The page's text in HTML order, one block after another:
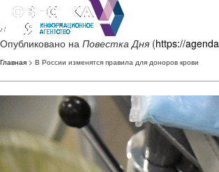
Опубликовано на Повестка Дня (https://
Главная > В России изменятся правила для доноров крови